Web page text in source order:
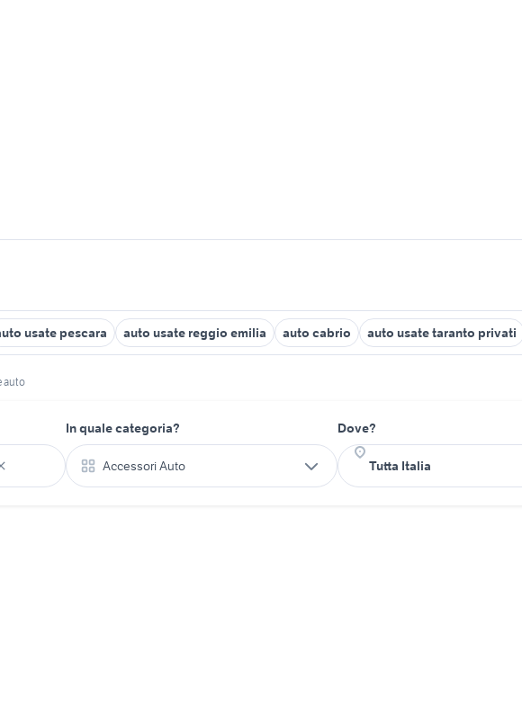
usate pescara auto usate reggio emilia auto cabrio auto usate taranto privati
auto
In quale categoria?
Accessori Auto
Dove?